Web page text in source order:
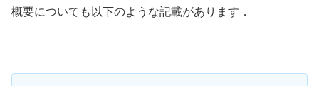
概要についても以下のような記載があります．